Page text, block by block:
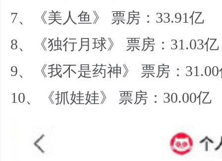
7、《美人鱼》 票房：33.91亿
8、《独行月球》 票房：31.03亿
9、《我不是药神》 票房：
10、《抓娃娃》 票房：30.00亿